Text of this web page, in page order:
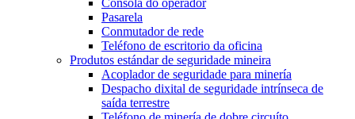
Consola do operador
Pasarela
Conmutador de rede
Teléfono de escritorio da oficina
Produtos estándar de seguridade mineira
Acoplador de seguridade para minería
Despacho dixital de seguridade intrínseca de
saída terrestre